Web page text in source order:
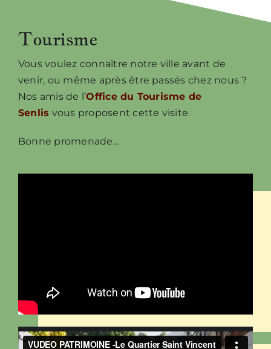
Tourisme
Vous voulez connaître notre ville avant de
venir, ou même après être passés chez nous ?
Nos amis de l’Office du Tourisme de
Senlis vous proposent cette visite.
Bonne promenade…